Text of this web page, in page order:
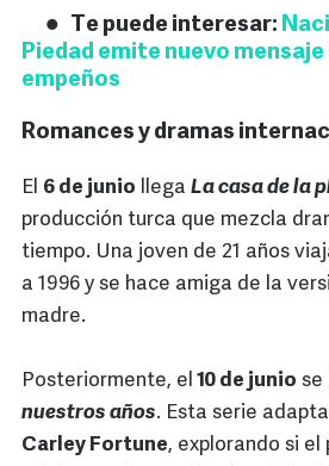
Te puede interesar:
Piedad emite nuevo
empeños
Romances y dramas
El 6 de junio llega La casa de la
producción turca que mezcla
tiempo. Una joven de 21 años
a 1996 y se hace amiga de la
madre.
Posteriormente, el 10 de junio se
nuestros años. Esta serie
Carley Fortune, explorando si el